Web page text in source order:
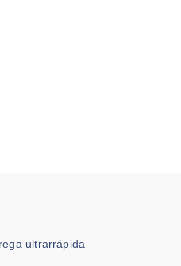
ultrarrápida